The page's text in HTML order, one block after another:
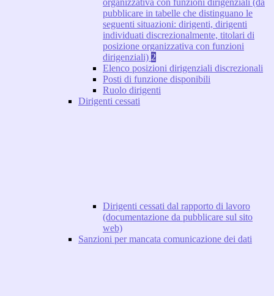
organizzativa con funzioni dirigenziali (da
pubblicare in tabelle che distinguano le
seguenti situazioni: dirigenti, dirigenti
individuati discrezionalmente, titolari di
posizione organizzativa con funzioni
dirigenziali) 2
Elenco posizioni dirigenziali discrezionali
Posti di funzione disponibili
Ruolo dirigenti
Dirigenti cessati
Dirigenti cessati dal rapporto di lavoro
(documentazione da pubblicare sul sito
web)
Sanzioni per mancata comunicazione dei dati